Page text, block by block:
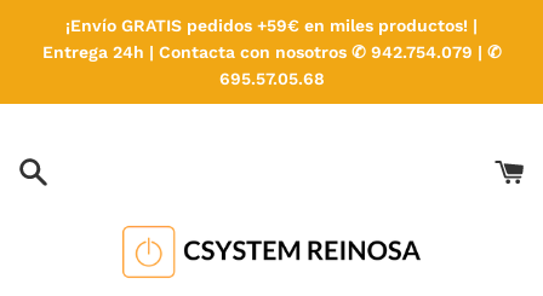
directamente
¡Envío GRATIS pedidos +59€ en miles productos! |
Entrega 24h | Contacta con nosotros ✆ 942.754.079 | ✆
695.57.05.68